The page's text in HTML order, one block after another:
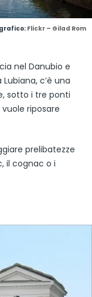
Flickr – Gilad Rom
nel Danubio e
c’è una
sotto i tre ponti
riposare
prelibatezze
il cognac o i